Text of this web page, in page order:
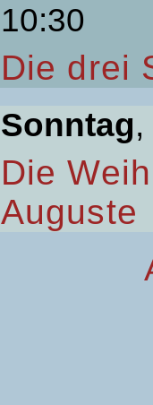
10:30
Die drei
Sonntag
Die
Auguste